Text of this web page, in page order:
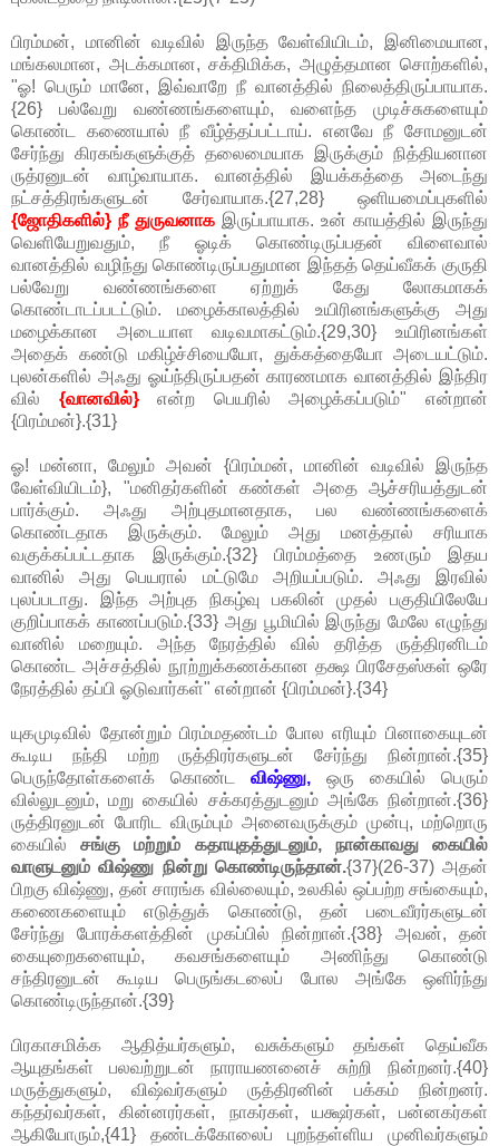
பிரம்மன், மானின் வடிவில் இருந்த வேள்வியிடம், இனிமையான,
மங்கலமான, அடக்கமான, சக்திமிக்க, அழுத்தமான சொற்களில்,
"ஓ! பெரும் மானே, இவ்வாறே நீ வானத்தில் நிலைத்திருப்பாயாக.
{26} பல்வேறு வண்ணங்களையும், வளைந்த முடிச்சுகளையும்
கொண்ட கணையால் நீ வீழ்த்தப்பட்டாய். எனவே நீ சோமனுடன்
சேர்ந்து கிரகங்களுக்குத் தலைமையாக இருக்கும் நித்தியனான
ருத்ரனுடன் வாழ்வாயாக. வானத்தில் இயக்கத்தை அடைந்து
நட்சத்திரங்களுடன் சேர்வாயாக.{27,28} ஒளியமைப்புகளில்
{ஜோதிகளில்} நீ துருவனாக இருப்பாயாக. உன் காயத்தில் இருந்து
வெளியேறுவதும், நீ ஓடிக் கொண்டிருப்பதன் விளைவால்
வானத்தில் வழிந்து கொண்டிருப்பதுமான இந்தத் தெய்வீகக் குருதி
பல்வேறு வண்ணங்களை ஏற்றுக் கேது லோகமாகக்
கொண்டாடப்படட்டும். மழைக்காலத்தில் உயிரினங்களுக்கு அது
மழைக்கான அடையாள வடிவமாகட்டும்.{29,30} உயிரினங்கள்
அதைக் கண்டு மகிழ்ச்சியையோ, துக்கத்தையோ அடையட்டும்.
புலன்களில் அஃது ஓய்ந்திருப்பதன் காரணமாக வானத்தில் இந்திர
வில் {வானவில்}என்ற பெயரில் அழைக்கப்படும்" என்றான்
{பிரம்மன்}.{31}
ஓ! மன்னா, மேலும் அவன் {பிரம்மன், மானின் வடிவில் இருந்த
வேள்வியிடம்}, "மனிதர்களின் கண்கள் அதை ஆச்சரியத்துடன்
பார்க்கும். அஃது அற்புதமானதாக, பல வண்ணங்களைக்
கொண்டதாக இருக்கும். மேலும் அது மனத்தால் சரியாக
வகுக்கப்பட்டதாக இருக்கும்.{32} பிரம்மத்தை உணரும் இதய
வானில் அது பெயரால் மட்டுமே அறியப்படும். அஃது இரவில்
புலப்படாது. இந்த அற்புத நிகழ்வு பகலின் முதல் பகுதியிலேயே
குறிப்பாகக் காணப்படும்.{33} அது பூமியில் இருந்து மேலே எழுந்து
வானில் மறையும். அந்த நேரத்தில் வில் தரித்த ருத்திரனிடம்
கொண்ட அச்சத்தில் நூற்றுக்கணக்கான தக்ஷ பிரசேதஸ்கள் ஒரே
நேரத்தில் தப்பி ஓடுவார்கள்" என்றான் {பிரம்மன்}.{34}
யுகமுடிவில் தோன்றும் பிரம்மதண்டம் போல எரியும் பினாகையுடன்
கூடிய நந்தி மற்ற ருத்திரர்களுடன் சேர்ந்து நின்றான்.{35}
பெருந்தோள்களைக் கொண்ட விஷ்ணு, ஒரு கையில் பெரும்
வில்லுடனும், மறு கையில் சக்கரத்துடனும் அங்கே நின்றான்.{36}
ருத்திரனுடன் போரிட விரும்பும் அனைவருக்கும் முன்பு, மற்றொரு
கையில்சங்கு மற்றும் கதாயுதத்துடனும், நான்காவது கையில்
வாளுடனும் விஷ்ணு நின்று கொண்டிருந்தான்.{37}(26-37) அதன்
பிறகு விஷ்ணு, தன் சாரங்க வில்லையும், உலகில் ஒப்பற்ற சங்கையும்,
கணைகளையும் எடுத்துக் கொண்டு, தன் படைவீரர்களுடன்
சேர்ந்து போரக்களத்தின் முகப்பில் நின்றான்.{38} அவன், தன்
கையுறைகளையும், கவசங்களையும் அணிந்து கொண்டு
சந்திரனுடன் கூடிய பெருங்கடலைப் போல அங்கே ஒளிர்ந்து
கொண்டிருந்தான்.{39}
பிரகாசமிக்க ஆதித்யர்களும், வசுக்களும் தங்கள் தெய்வீக
ஆயுதங்கள் பலவற்றுடன் நாராயணனைச் சுற்றி நின்றனர்.{40}
மருத்துகளும், விஷ்வர்களும் ருத்திரனின் பக்கம் நின்றனர்.
கந்தர்வர்கள், கின்னரர்கள், நாகர்கள், யக்ஷர்கள், பன்னகர்கள்
ஆகியோரும்,{41} தண்டக்கோலைப் புறந்தள்ளிய முனிவர்களும்